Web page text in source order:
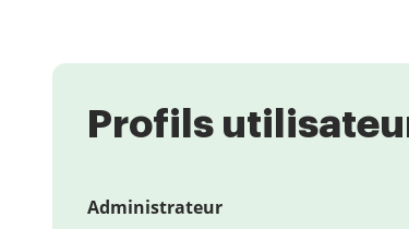
Profils
Administrateur